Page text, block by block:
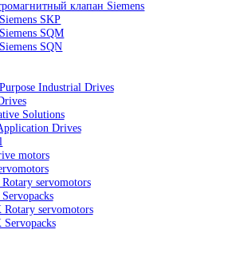
измерений
клапан Siemens
Siemens SKP
Siemens SQM
Siemens SQN
Purpose Industrial Drives
Drives
Solutions
Application Drives
drive motors